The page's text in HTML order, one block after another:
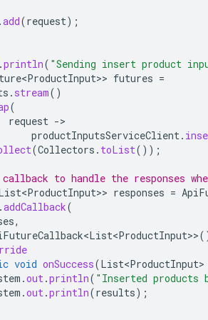
.add(request);
.println( "Sending insert product
> futures =
. stream()
(
request -
productInputsServiceClient.
(Collectors . toList());
to handle the responses
> responses =
.addCallback(
,
>
void onSuccess(List<ProductInput>
.out.println( "Inserted products
.out.println(results);